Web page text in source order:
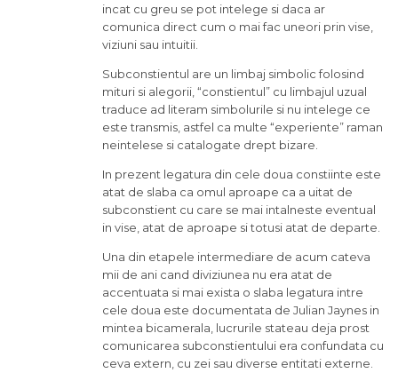
incat cu greu se pot intelege si daca ar
comunica direct cum o mai fac uneori prin vise,
viziuni sau intuitii.
Subconstientul are un limbaj simbolic folosind
mituri si alegorii, “constientul” cu limbajul uzual
traduce ad literam simbolurile si nu intelege ce
este transmis, astfel ca multe “experiente” raman
neintelese si catalogate drept bizare.
In prezent legatura din cele doua constiinte este
atat de slaba ca omul aproape ca a uitat de
subconstient cu care se mai intalneste eventual
in vise, atat de aproape si totusi atat de departe.
Una din etapele intermediare de acum cateva
mii de ani cand diviziunea nu era atat de
accentuata si mai exista o slaba legatura intre
cele doua este documentata de Julian Jaynes in
mintea bicamerala, lucrurile stateau deja prost
comunicarea subconstientului era confundata cu
ceva extern, cu zei sau diverse entitati externe.